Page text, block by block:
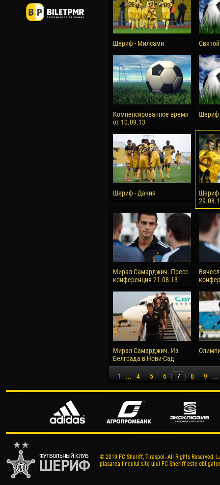
Шериф - Милсами
Компенсированное время
от 10.09.13
Шериф
Шериф - Дачия
Шериф
Мирал Самарджич. Пресс-
конференция 21.08.13
Мирал Самарджич. Из
Белграда в Нови-Сад
1 ... 4 5 6 7 8 9 ...
© 2019 FC Sheriff, Tiraspol. All Rights
plasarea lincului site-ului FC Sheriff este